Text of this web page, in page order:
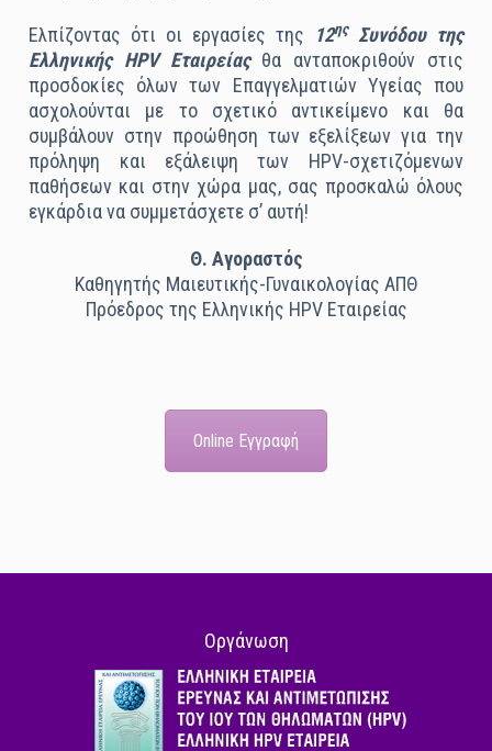
Ελπίζοντας ότι οι εργασίες της 12ηςΣυνόδου της
Ελληνικής HPV Εταιρείαςθα ανταποκριθούν στις
προσδοκίες όλων των Επαγγελματιών Υγείας που
ασχολούνται με το σχετικό αντικείμενο και θα
συμβάλουν στην προώθηση των εξελίξεων για την
πρόληψη και εξάλειψη των HPV-σχετιζόμενων
παθήσεων και στην χώρα μας, σας προσκαλώ όλους
εγκάρδια να συμμετάσχετε σ’ αυτή!
Θ. Αγοραστός
Καθηγητής Μαιευτικής-Γυναικολογίας ΑΠΘ
Πρόεδρος της Ελληνικής HPV Εταιρείας
Online Εγγραφή
Οργάνωση